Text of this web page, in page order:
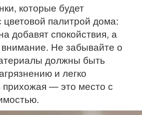
которые будет
цветовой палитрой дома:
добавят спокойствия, а
внимание. Не забывайте о
должны быть
и легко
прихожая — это место с